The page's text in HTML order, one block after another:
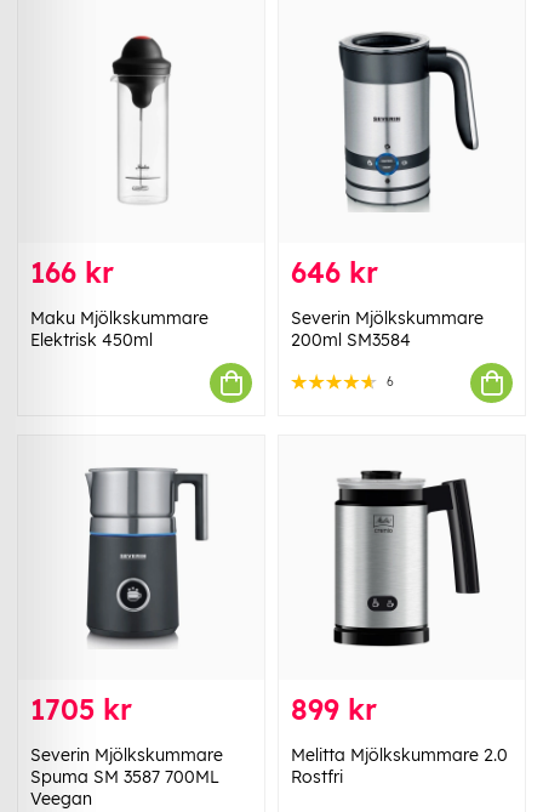
166 kr
Maku Mjölkskummare
Elektrisk 450ml
646 kr
Severin Mjölkskummare
200ml SM3584
6
1705 kr
Severin Mjölkskummare
Spuma SM 3587 700ML
Veegan
899 kr
Melitta Mjölkskummare 2.0
Rostfri